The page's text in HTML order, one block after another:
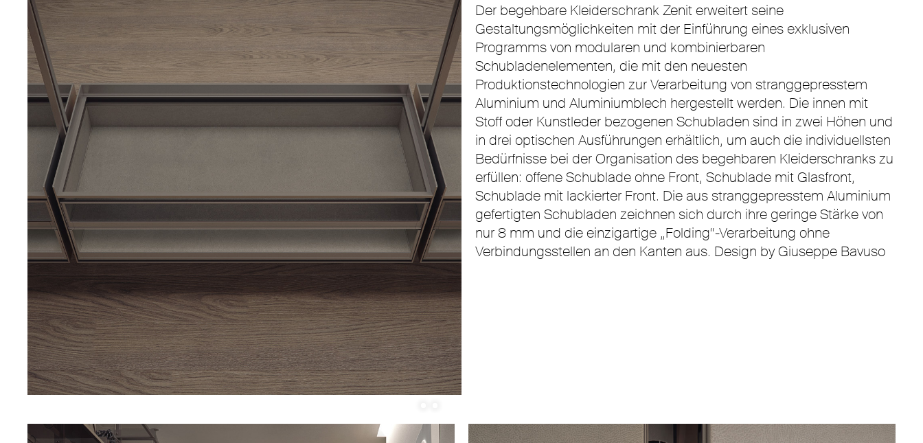
Der begehbare Kleiderschrank Zenit erweitert seine
Gestaltungsmöglichkeiten mit der Einführung eines exklusiven
Programms von modularen und kombinierbaren
Schubladenelementen, die mit den neuesten
Produktionstechnologien zur Verarbeitung von stranggepresstem
Aluminium und Aluminiumblech hergestellt werden. Die innen mit
Stoff oder Kunstleder bezogenen Schubladen sind in zwei Höhen und
in drei optischen Ausführungen erhältlich, um auch die individuellsten
Bedürfnisse bei der Organisation des begehbaren Kleiderschranks zu
erfüllen: offene Schublade ohne Front, Schublade mit Glasfront,
Schublade mit lackierter Front. Die aus stranggepresstem Aluminium
gefertigten Schubladen zeichnen sich durch ihre geringe Stärke von
nur 8 mm und die einzigartige „Folding“-Verarbeitung ohne
Verbindungsstellen an den Kanten aus. Design by Giuseppe Bavuso